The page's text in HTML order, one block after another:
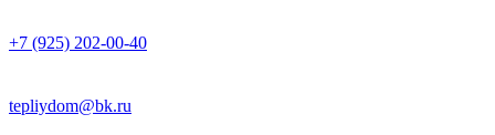
+7 (925) 202-00-40
tepliydom@bk.ru